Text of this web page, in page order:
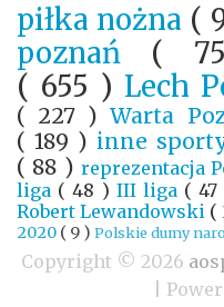
piłka nożna (
poznań (
( 655 ) Lech
( 227 )Warta
( 189 ) inne
( 88 )reprezentacja
liga ( 48 ) III liga ( 47
Robert Lewandowski (
2020 ( 9 ) Polskie dumy
Copyright © 2026
|